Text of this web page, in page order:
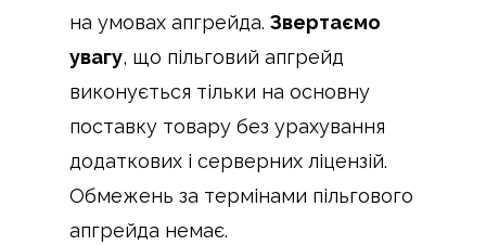
на умовах апгрейда. Звертаємо
увагу, що пільговий апгрейд
виконується тільки на основну
поставку товару без урахування
додаткових і серверних ліцензій.
Обмежень за термінами пільгового
апгрейда немає.